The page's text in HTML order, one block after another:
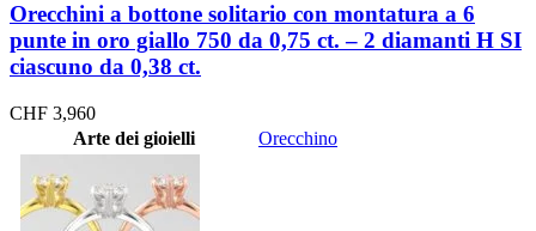
Orecchini a bottone solitario con montatura a 6
punte in oro giallo 750 da 0,75 ct. – 2 diamanti H SI
ciascuno da 0,38 ct.
CHF 3,960
Arte dei gioielli
Orecchino